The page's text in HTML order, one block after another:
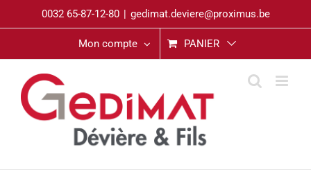
0032 65-87-12-80 | gedimat.deviere@proximus.be
Mon compte PANIER